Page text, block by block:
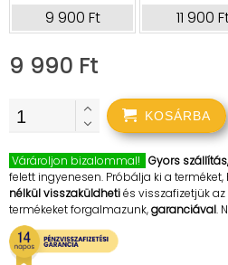
9 900 Ft 11 900
9 990 Ft
KOSÁRBA
Várároljon bizalommal! Gyors
felett ingyenesen. Próbálja ki a
nélkül visszaküldhetiés visszafizetjük
termékeket forgalmazunk,garanciával.